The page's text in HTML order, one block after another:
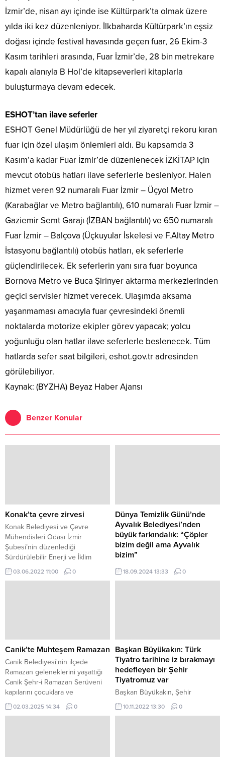
İzmir’de, nisan ayı içinde ise Kültürpark’ta olmak üzere
yılda iki kez düzenleniyor. İlkbaharda Kültürpark’ın eşsiz
doğası içinde festival havasında geçen fuar, 26 Ekim-3
Kasım tarihleri arasında, Fuar İzmir’de, 28 bin metrekare
kapalı alanıyla B Hol’de kitapseverleri kitaplarla
buluşturmaya devam edecek.
ESHOT’tan ilave seferler
ESHOT Genel Müdürlüğü de her yıl ziyaretçi rekoru kıran
fuar için özel ulaşım önlemleri aldı. Bu kapsamda 3
Kasım’a kadar Fuar İzmir’de düzenlenecek İZKİTAP için
mevcut otobüs hatları ilave seferlerle besleniyor. Halen
hizmet veren 92 numaralı Fuar İzmir – Üçyol Metro
(Karabağlar ve Metro bağlantılı), 610 numaralı Fuar İzmir –
Gaziemir Semt Garajı (İZBAN bağlantılı) ve 650 numaralı
Fuar İzmir – Balçova (Üçkuyular İskelesi ve F.Altay Metro
İstasyonu bağlantılı) otobüs hatları, ek seferlerle
güçlendirilecek. Ek seferlerin yanı sıra fuar boyunca
Bornova Metro ve Buca Şirinyer aktarma merkezlerinden
geçici servisler hizmet verecek. Ulaşımda aksama
yaşanmaması amacıyla fuar çevresindeki önemli
noktalarda motorize ekipler görev yapacak; yolcu
yoğunluğu olan hatlar ilave seferlerle beslenecek. Tüm
hatlarda sefer saat bilgileri, eshot.gov.tr adresinden
görülebiliyor.
Kaynak: (BYZHA) Beyaz Haber Ajansı
Benzer Konular
Konak’ta çevre zirvesi
Konak Belediyesi ve Çevre
Mühendisleri Odası İzmir
Şubesi’nin düzenlediği
Sürdürülebilir Enerji ve İklim
Eylem Planı Uygulamaları
Sempozyumu ile dünyanın
03.06.2022 11:00 0
Dünya Temizlik Günü’nde
Ayvalık Belediyesi’nden
büyük farkındalık: “Çöpler
bizim değil ama Ayvalık
bizim”
Dünya Temizlik Günü nedeniyle
Ayvalık Belediyesi, Kent Konseyi,
sloganıyla Cunda (Alibey)
Adası’nda farkındalık
organizasyonu yapılıyor.
18.09.2024 13:33 0
Canik’te Muhteşem Ramazan
Canik Belediyesi'nin ilçede
Ramazan geleneklerini yaşattığı
Canik Şehr-i Ramazan Serüveni
kapılarını çocuklara ve
vatandaşlara araladı.
02.03.2025 14:34 0
Başkan Büyükakın: Türk
Tiyatro tarihine iz bırakmayı
hedefleyen bir Şehir
Tiyatromuz var
Başkan Büyükakın, Şehir
Tiyatroları’ndaki oyuncusundan
teknik ekibine kadar tüm tiyatro
10.11.2022 13:30 0